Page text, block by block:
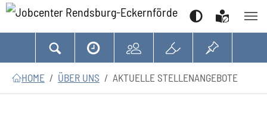
Zum Hauptinhalt springen
Zum Seitenfooter springen
Suchen
Sie sind hier:
HOME ÜBER UNS AKTUELLE STELLENANGEBOTE